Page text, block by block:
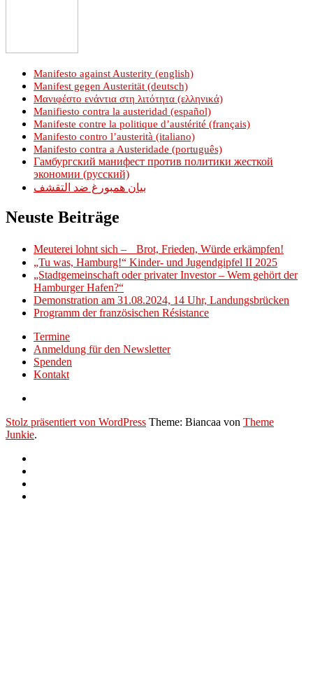
Manifesto against Austerity (english)
Manifest gegen Austerität (deutsch)
Μανιφέστο ενάντια στη λιτότητα (ελληνικά)
Manifiesto contra la austeridad (español)
Manifeste contre la politique d’austérité (français)
Manifesto contro l’austerità (italiano)
Manifesto contra a Austeridade (português)
Гамбургский манифест против политики жесткой
экономии (русский)
بيان همبورغ ضد التقشف
Neuste Beiträge
Meuterei lohnt sich – Brot, Frieden, Würde erkämpfen!
„Tu was, Hamburg!“ Kinder- und Jugendgipfel II 2025
„Stadtgemeinschaft oder privater Investor – Wem gehört der
Hamburger Hafen?“
Demonstration am 31.08.2024, 14 Uhr, Landungsbrücken
Programm der französischen Résistance
Termine
Anmeldung für den Newsletter
Spenden
Kontakt
Stolz präsentiert von WordPress Theme: Biancaa von Theme
Junkie.